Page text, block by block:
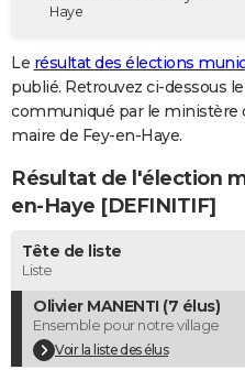
Destinations
City break
Voyage nature
Voyage de noces
Forum
GUIDES D'ACHAT
BONS PLANS
Carte de Noël
Carte Bonne année
Carte Saint-Valentin
Carte Pâques
Carte d'anniversaire
DICTIONNAIRE
Dictionnaire
Biographies
Citations
Expressions
Proverbes
PROGRAMME TV
COPAINS D'AVANT
S'inscrire
Se connecter
Lycées
Collèges
Primaires
Universités
Entreprises
Service militaire
Avis de recherche
AVIS DE DÉCÈS
Haye
Le résultat des élections
publié. Retrouvez ci-dessous
communiqué par le ministère
maire de Fey-en-Haye.
Résultat de l'élection
en-Haye [DEFINITIF]
Tête de liste
Liste
Olivier MANENTI (7 élus)
Ensemble pour notre village
Voir la liste des élus